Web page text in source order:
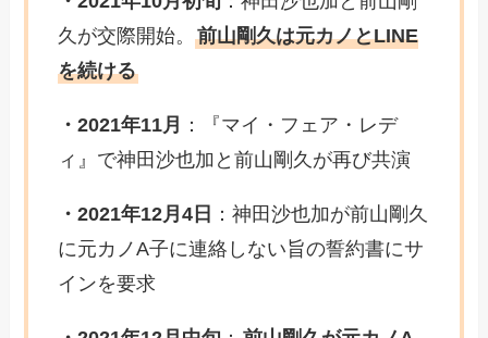
久が交際開始。前山剛久は元カノとLINE
を続ける
・2021年11月
：『マイ・フェア・レデ
ィ』で神田沙也加と前山剛久が再び共演
・2021年12月4日 ：神田沙也加が前山剛久
に元カノA子に連絡しない旨の誓約書にサ
インを要求